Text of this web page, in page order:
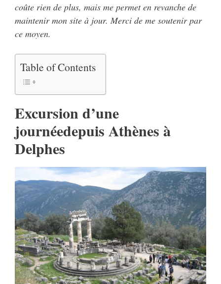
coûte rien de plus, mais me permet en revanche de
maintenir mon site à jour. Merci de me soutenir par
ce moyen.
Table of Contents
Excursion d’une
journéedepuis Athènes à
Delphes